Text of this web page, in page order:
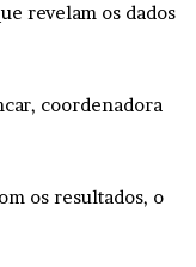
revelam os dados
coordenadora
os resultados, o